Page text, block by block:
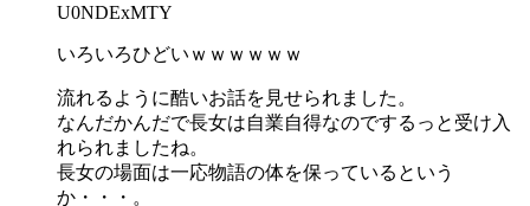
U0NDExMTY
いろいろひどいｗｗｗｗｗｗ
流れるように酷いお話を見せられました。
なんだかんだで長女は自業自得なのでするっと受け入
れられましたね。
長女の場面は一応物語の体を保っているという
か・・・。